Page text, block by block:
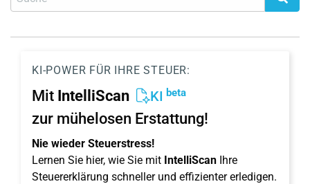
KI-POWER FÜR IHRE STEUER:
Mit IntelliScan KI beta
zur mühelosen Erstattung!
Nie wieder Steuerstress!
Lernen Sie hier, wie Sie mit IntelliScan Ihre
Steuererklärung schneller und effizienter erledigen.